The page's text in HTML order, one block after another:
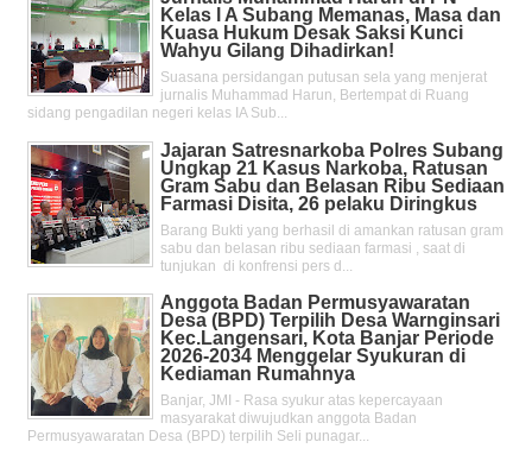
Kelas l A Subang Memanas, Masa dan
Kuasa Hukum Desak Saksi Kunci
Wahyu Gilang Dihadirkan!
Suasana persidangan putusan sela yang menjerat
jurnalis Muhammad Harun, Bertempat di Ruang
sidang pengadilan negeri kelas IA Sub...
Jajaran Satresnarkoba Polres Subang
Ungkap 21 Kasus Narkoba, Ratusan
Gram Sabu dan Belasan Ribu Sediaan
Farmasi Disita, 26 pelaku Diringkus
Barang Bukti yang berhasil di amankan ratusan gram
sabu dan belasan ribu sediaan farmasi , saat di
tunjukan di konfrensi pers d...
Anggota Badan Permusyawaratan
Desa (BPD) Terpilih Desa Warnginsari
Kec.Langensari, Kota Banjar Periode
2026-2034 Menggelar Syukuran di
Kediaman Rumahnya
Banjar, JMI - Rasa syukur atas kepercayaan
masyarakat diwujudkan anggota Badan
Permusyawaratan Desa (BPD) terpilih Seli punagar...